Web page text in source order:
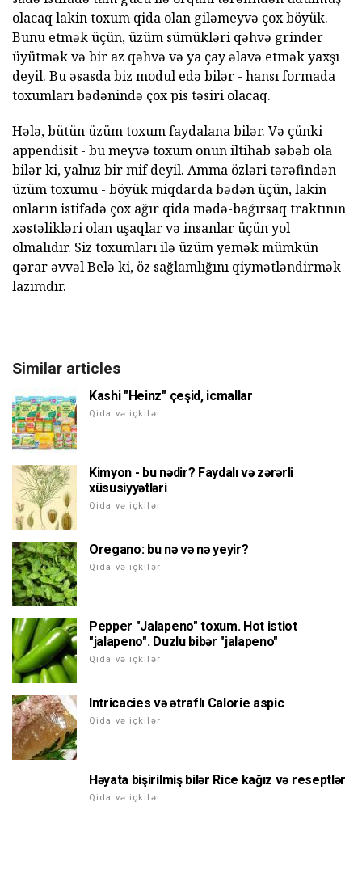
olacaq lakin toxum qida olan giləmeyvə çox böyük.
Bunu etmək üçün, üzüm sümükləri qəhvə grinder
üyütmək və bir az qəhvə və ya çay əlavə etmək yaxşı
deyil. Bu əsasda biz modul edə bilər - hansı formada
toxumları bədənində çox pis təsiri olacaq.
Hələ, bütün üzüm toxum faydalana bilər. Və çünki
appendisit - bu meyvə toxum onun iltihab səbəb ola
bilər ki, yalnız bir mif deyil. Amma özləri tərəfindən
üzüm toxumu - böyük miqdarda bədən üçün, lakin
onların istifadə çox ağır qida mədə-bağırsaq traktının
xəstəlikləri olan uşaqlar və insanlar üçün yol
olmalıdır. Siz toxumları ilə üzüm yemək mümkün
qərar əvvəl Belə ki, öz sağlamlığını qiymətləndirmək
lazımdır.
Similar articles
Kashi "Heinz" çeşid, icmallar
Qida və içkilər
Kimyon - bu nədir? Faydalı və zərərli
xüsusiyyətləri
Qida və içkilər
Oregano: bu nə və nə yeyir?
Qida və içkilər
Pepper "Jalapeno" toxum. Hot istiot
"jalapeno". Duzlu bibər "jalapeno"
Qida və içkilər
Intricacies və ətraflı Calorie aspic
Qida və içkilər
Həyata bişirilmiş bilər Rice kağız və reseptlər
Qida və içkilər